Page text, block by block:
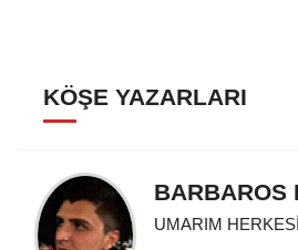
KÖŞE YAZARLARI
BARBAROS
UMARIM